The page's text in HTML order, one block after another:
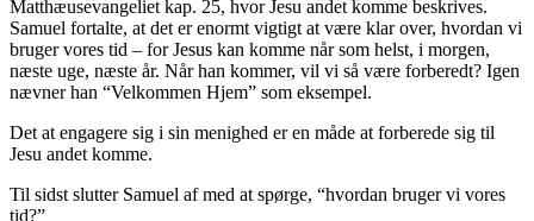
Matthæusevangeliet kap. 25, hvor Jesu andet komme beskrives.
Samuel fortalte, at det er enormt vigtigt at være klar over, hvordan vi
bruger vores tid – for Jesus kan komme når som helst, i morgen,
næste uge, næste år. Når han kommer, vil vi så være forberedt? Igen
nævner han “Velkommen Hjem” som eksempel.
Det at engagere sig i sin menighed er en måde at forberede sig til
Jesu andet komme.
Til sidst slutter Samuel af med at spørge, “hvordan bruger vi vores
tid?”